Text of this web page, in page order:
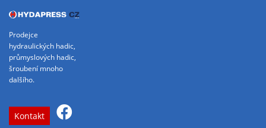
Prodejce
hydraulických hadic,
průmyslových hadic,
šroubení mnoho
dalšího.
Kontakt